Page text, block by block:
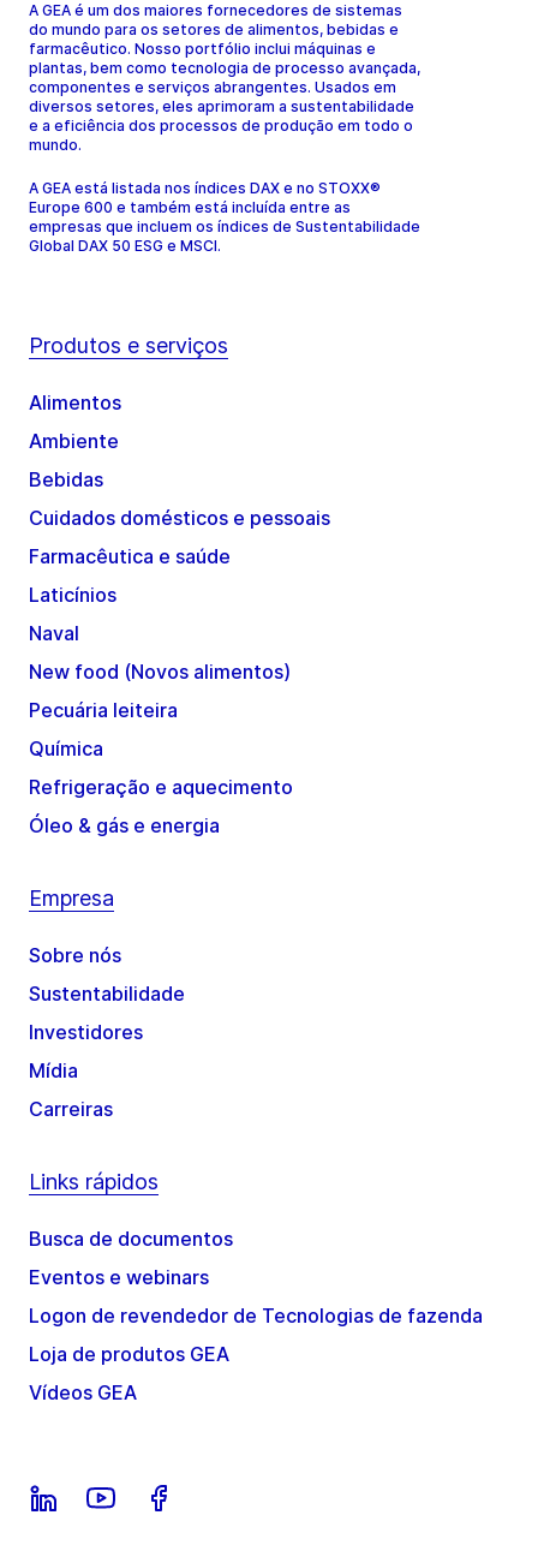
A GEA é um dos maiores fornecedores de sistemas
do mundo para os setores de alimentos, bebidas e
farmacêutico. Nosso portfólio inclui máquinas e
plantas, bem como tecnologia de processo avançada,
componentes e serviços abrangentes. Usados em
diversos setores, eles aprimoram a sustentabilidade
e a eficiência dos processos de produção em todo o
mundo.
A GEA está listada nos índices DAX e no STOXX®
Europe 600 e também está incluída entre as
empresas que incluem os índices de Sustentabilidade
Global DAX 50 ESG e MSCI.
Produtos e serviços
Alimentos
Ambiente
Bebidas
Cuidados domésticos e pessoais
Farmacêutica e saúde
Laticínios
Naval
New food (Novos alimentos)
Pecuária leiteira
Química
Refrigeração e aquecimento
Óleo & gás e energia
Empresa
Sobre nós
Sustentabilidade
Investidores
Mídia
Carreiras
Links rápidos
Busca de documentos
Eventos e webinars
Logon de revendedor de Tecnologias de fazenda
Loja de produtos GEA
Vídeos GEA